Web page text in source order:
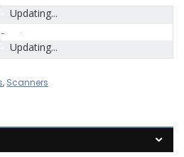
Updating...
Updating...
-
, Scanners